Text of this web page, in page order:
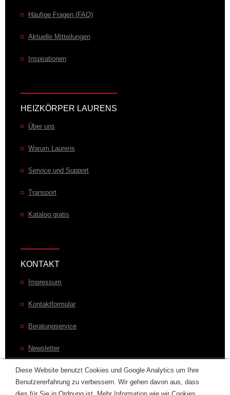
Häufige Fragen (FAQ)
Aktuelle Mitteilungen
Inspirationen
HEIZKÖRPER LAURENS
Über uns
Warum Laurens
Service und Support
Transport
Katalog gratis
KONTAKT
Impressum
Kontaktformular
Beratungservice
Newsletter
Laurens im Welt
Diese Website benutzt Cookies und Google Analytics um Ihre
Benutzererfahrung zu verbessern. Wir gehen davon aus, dass